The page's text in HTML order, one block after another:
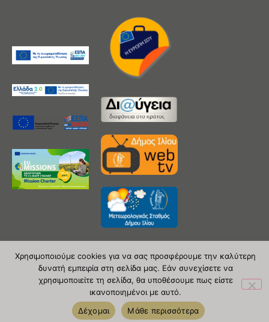
Copyright 2020 © Δήμος Ιλίου
| powered by Evolutionprojects
Χρησιμοποιούμε cookies για να σας προσφέρουμε την καλύτερη
δυνατή εμπειρία στη σελίδα μας. Εάν συνεχίσετε να
χρησιμοποιείτε τη σελίδα, θα υποθέσουμε πως είστε
ικανοποιημένοι με αυτό.
Δέχομαι
Μάθε περισσότερα